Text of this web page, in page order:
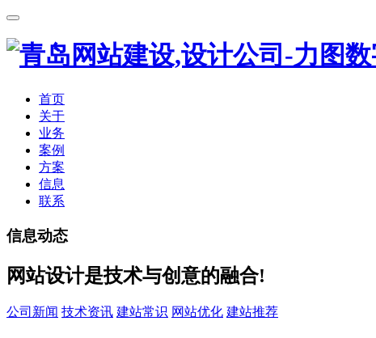
首页
关于
业务
案例
方案
信息
联系
信息动态
网站设计是技术与创意的融合!
公司新闻 技术资讯 建站常识 网站优化 建站推荐